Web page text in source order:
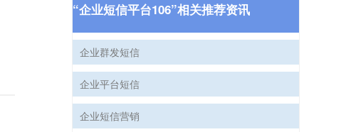
“企业短信平台106”相关推荐资讯
企业群发短信
企业平台短信
企业短信营销